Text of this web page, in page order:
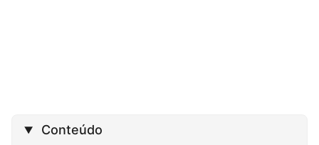
Conteúdo